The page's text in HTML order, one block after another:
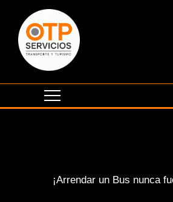
¡Arrendar un Bus nunca